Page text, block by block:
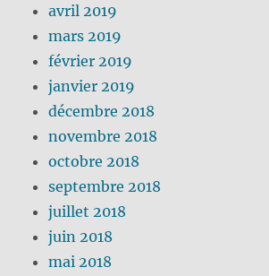
avril 2019
mars 2019
février 2019
janvier 2019
décembre 2018
novembre 2018
octobre 2018
septembre 2018
juillet 2018
juin 2018
mai 2018